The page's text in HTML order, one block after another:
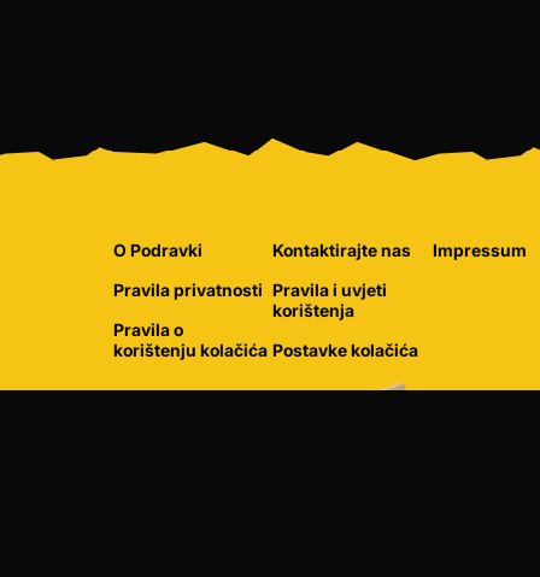
O Podravki
Pravila privatnosti
Pravila o
korištenju kolačića
Kontaktirajte nas
Pravila i uvjeti
korištenja
Postavke kolačića
Impressum